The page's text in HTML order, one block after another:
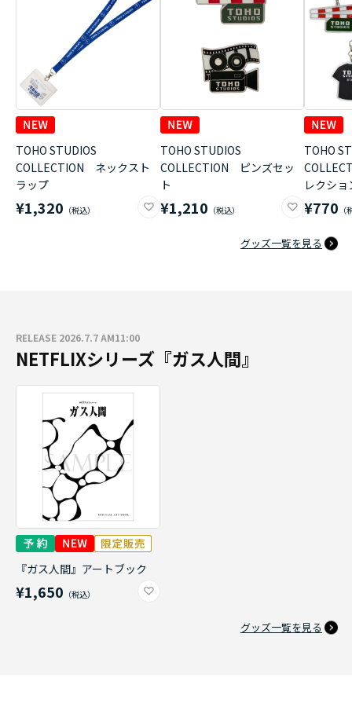
TOHO STUDIOS
COLLECTION ネックスト
ラップ
¥1,320
TOHO STUDIOS
COLLECTION ピンズセッ
ト
¥1,210
TOHO
レクシ
¥770
グッズ一覧を見る
RELEASE 2026.7.7 AM11:00
NETFLIXシリーズ『ガス人間』
『ガス人間』アートブック
¥1,650
グッズ一覧を見る